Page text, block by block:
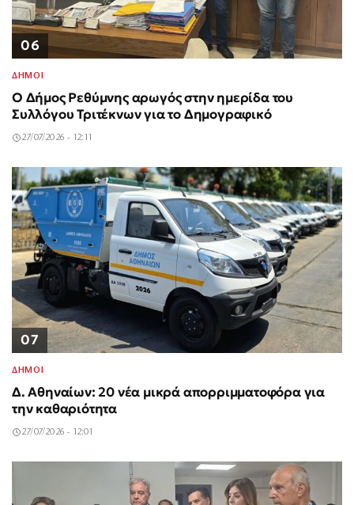
06
ΔΗΜΟΙ
Ο Δήμος Ρεθύμνης αρωγός στην ημερίδα του
Συλλόγου Τριτέκνων για το Δημογραφικό
27/07/2026 - 12:11
07
ΔΗΜΟΙ
Δ. Αθηναίων: 20 νέα μικρά απορριμματοφόρα για
την καθαριότητα
27/07/2026 - 12:01